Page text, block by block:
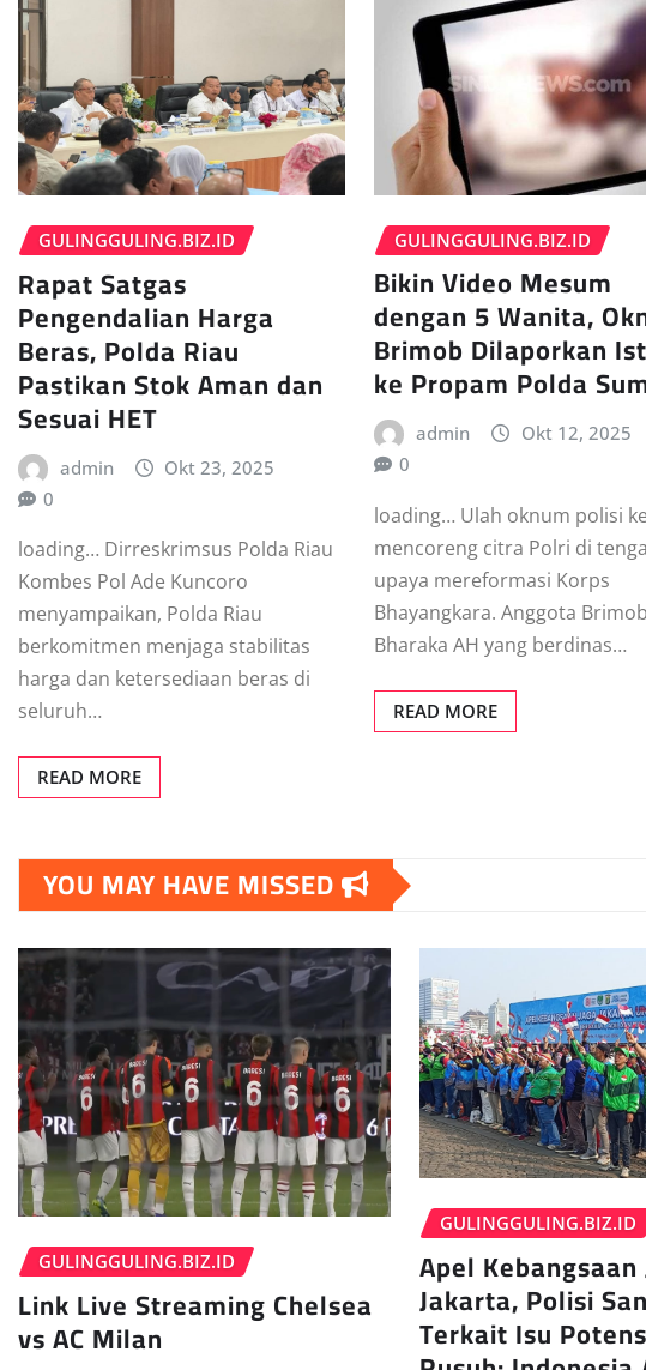
GULINGGULING.BIZ.ID
Rapat Satgas
Pengendalian Harga
Beras, Polda Riau
Pastikan Stok Aman dan
Sesuai HET
admin
Okt 23, 2025
0
loading… Dirreskrimsus Polda Riau
Kombes Pol Ade Kuncoro
menyampaikan, Polda Riau
berkomitmen menjaga stabilitas
harga dan ketersediaan beras di
seluruh…
READ MORE
GULINGGULING.BIZ.ID
Bikin Video Mesum
dengan 5 Wanita,
Brimob Dilaporkan
ke Propam Polda
admin
Okt 12, 2025
0
loading… Ulah oknum polisi
mencoreng citra Polri di
upaya mereformasi Korps
Bhayangkara. Anggota Brimob
Bharaka AH yang berdinas…
READ MORE
YOU MAY HAVE MISSED
GULINGGULING.BIZ.ID
Link Live Streaming Chelsea
vs AC Milan
GULINGGULING.BIZ.ID
Apel Kebangsaan
Jakarta, Polisi
Terkait Isu